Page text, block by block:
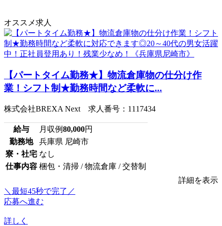
オススメ求人
【パートタイム勤務★】物流倉庫物の仕分け作
業！シフト制★勤務時間など柔軟に...
株式会社BREXA Next 求人番号：1117434
給与 月収例80,000円
勤務地
兵庫県 尼崎市
寮・社宅 なし
仕事内容 梱包・清掃 / 物流倉庫 / 交替制
詳細を表示
＼最短45秒で完了／
応募へ進む
詳しく